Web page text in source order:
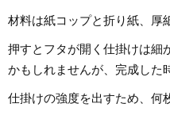
材料は紙コップと折り紙、厚
押すとフタが開く仕掛けは細
かもしれませんが、完成した
仕掛けの強度を出すため、何